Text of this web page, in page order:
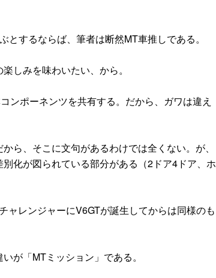
するならば、筆者は断然MT車推しである。
しみを味わいたい、から。
ンポーネンツを共有する。だから、ガワは違え
ら、そこに文句があるわけでは全くない。が、
化が図られている部分がある（2ドア4ドア、ホ
レンジャーにV6GTが誕生してからは同様のも
が「MTミッション」である。